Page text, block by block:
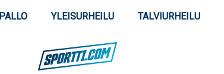
YLEISURHEILU TALVIURHEILU